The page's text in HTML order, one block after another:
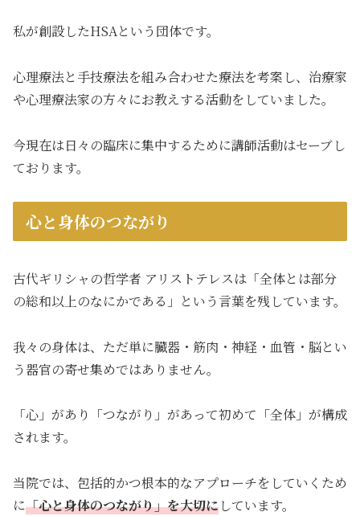
私が創設したHSAという団体です。
心理療法と手技療法を組み合わせた療法を考案し、治療家
や心理療法家の方々にお教えする活動をしていました。
今現在は日々の臨床に集中するために講師活動はセーブし
ております。
心と身体のつながり
古代ギリシャの哲学者 アリストテレスは「全体とは部分
の総和以上のなにかである」という言葉を残しています。
我々の身体は、ただ単に臓器・筋肉・神経・血管・脳とい
う器官の寄せ集めではありません。
「心」があり「つながり」があって初めて「全体」が構成
されます。
当院では、包括的かつ根本的なアプローチをしていくため
に「心と身体のつながり」を大切にしています。